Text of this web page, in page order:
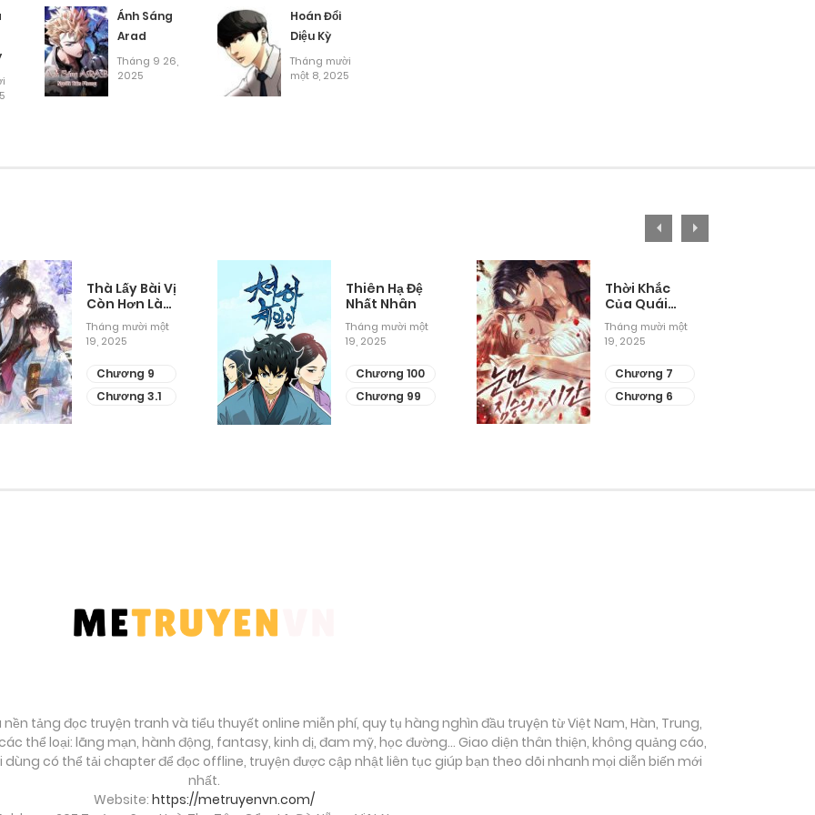
Tháng 9 27, 2025
Tháng 9 23, 2025
Tháng 9 23, 2025
Tháng 9 23, 2025
Tháng 9 23, 2025
Tháng 9 23, 2025
Ánh Sáng
Arad
Tháng 9 26,
2025
Hoán Đổi
Diệu Kỳ
Tháng mười
một 8, 2025
Thà Lấy Bài Vị
Còn Hơn Làm
Thiếp
Tháng mười một
19, 2025
Chương 9
Chương 3.1
Thiên Hạ Đệ
Nhất Nhân
Tháng mười một
19, 2025
Chương 100
Chương 99
Thời Khắc
Của Quái
Thú Mù
Tháng mười một
19, 2025
Chương 7
Chương 6
nền tảng đọc truyện tranh và tiểu thuyết online miễn phí, quy tụ hàng nghìn đầu truyện từ Việt Nam, Hàn, Trung,
thể loại: lãng mạn, hành động, fantasy, kinh dị, đam mỹ, học đường… Giao diện thân thiện, không quảng cáo,
có thể tải chapter để đọc offline, truyện được cập nhật liên tục giúp bạn theo dõi nhanh mọi diễn biến mới
nhất.
Website: https://metruyenvn.com/